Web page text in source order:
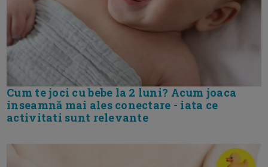
Cum te joci cu bebe la 2 luni? Acum joaca
inseamnă mai ales conectare - iata ce
activitati sunt relevante